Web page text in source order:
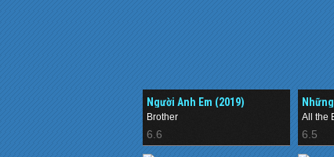
Người Anh Em (2019)
Brother
6.6
All the
6.5